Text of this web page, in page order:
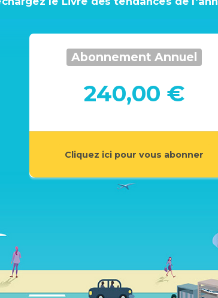
Abonnement Annuel
240,00 €
Cliquez ici pour vous abonner